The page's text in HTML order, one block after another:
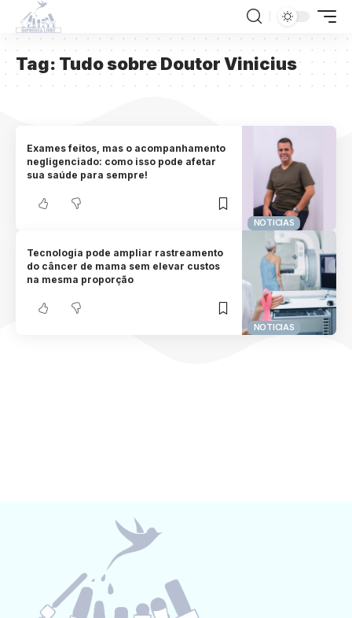
Tag: Tudo sobre Doutor Vinicius
NOTICIAS
Exames feitos, mas o acompanhamento
negligenciado: como isso pode afetar
sua saúde para sempre!
NOTICIAS
Tecnologia pode ampliar rastreamento
do câncer de mama sem elevar custos
na mesma proporção